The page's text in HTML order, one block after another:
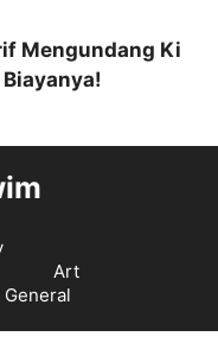
Mengundang Ki
Art
General